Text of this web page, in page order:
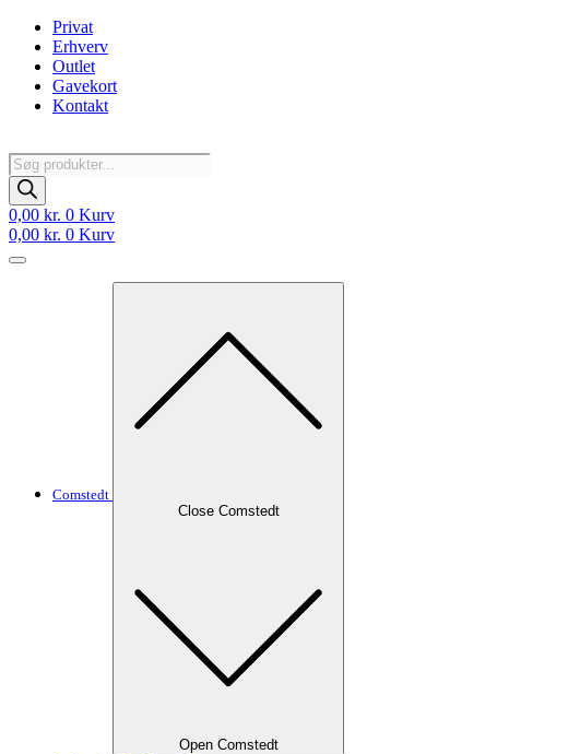
Videre
indhold
Privat
Erhverv
Outlet
Gavekort
Kontakt
Products
search
0,00 kr. 0 Kurv
0,00 kr. 0 Kurv
Comstedt
Close Comstedt
Open Comstedt